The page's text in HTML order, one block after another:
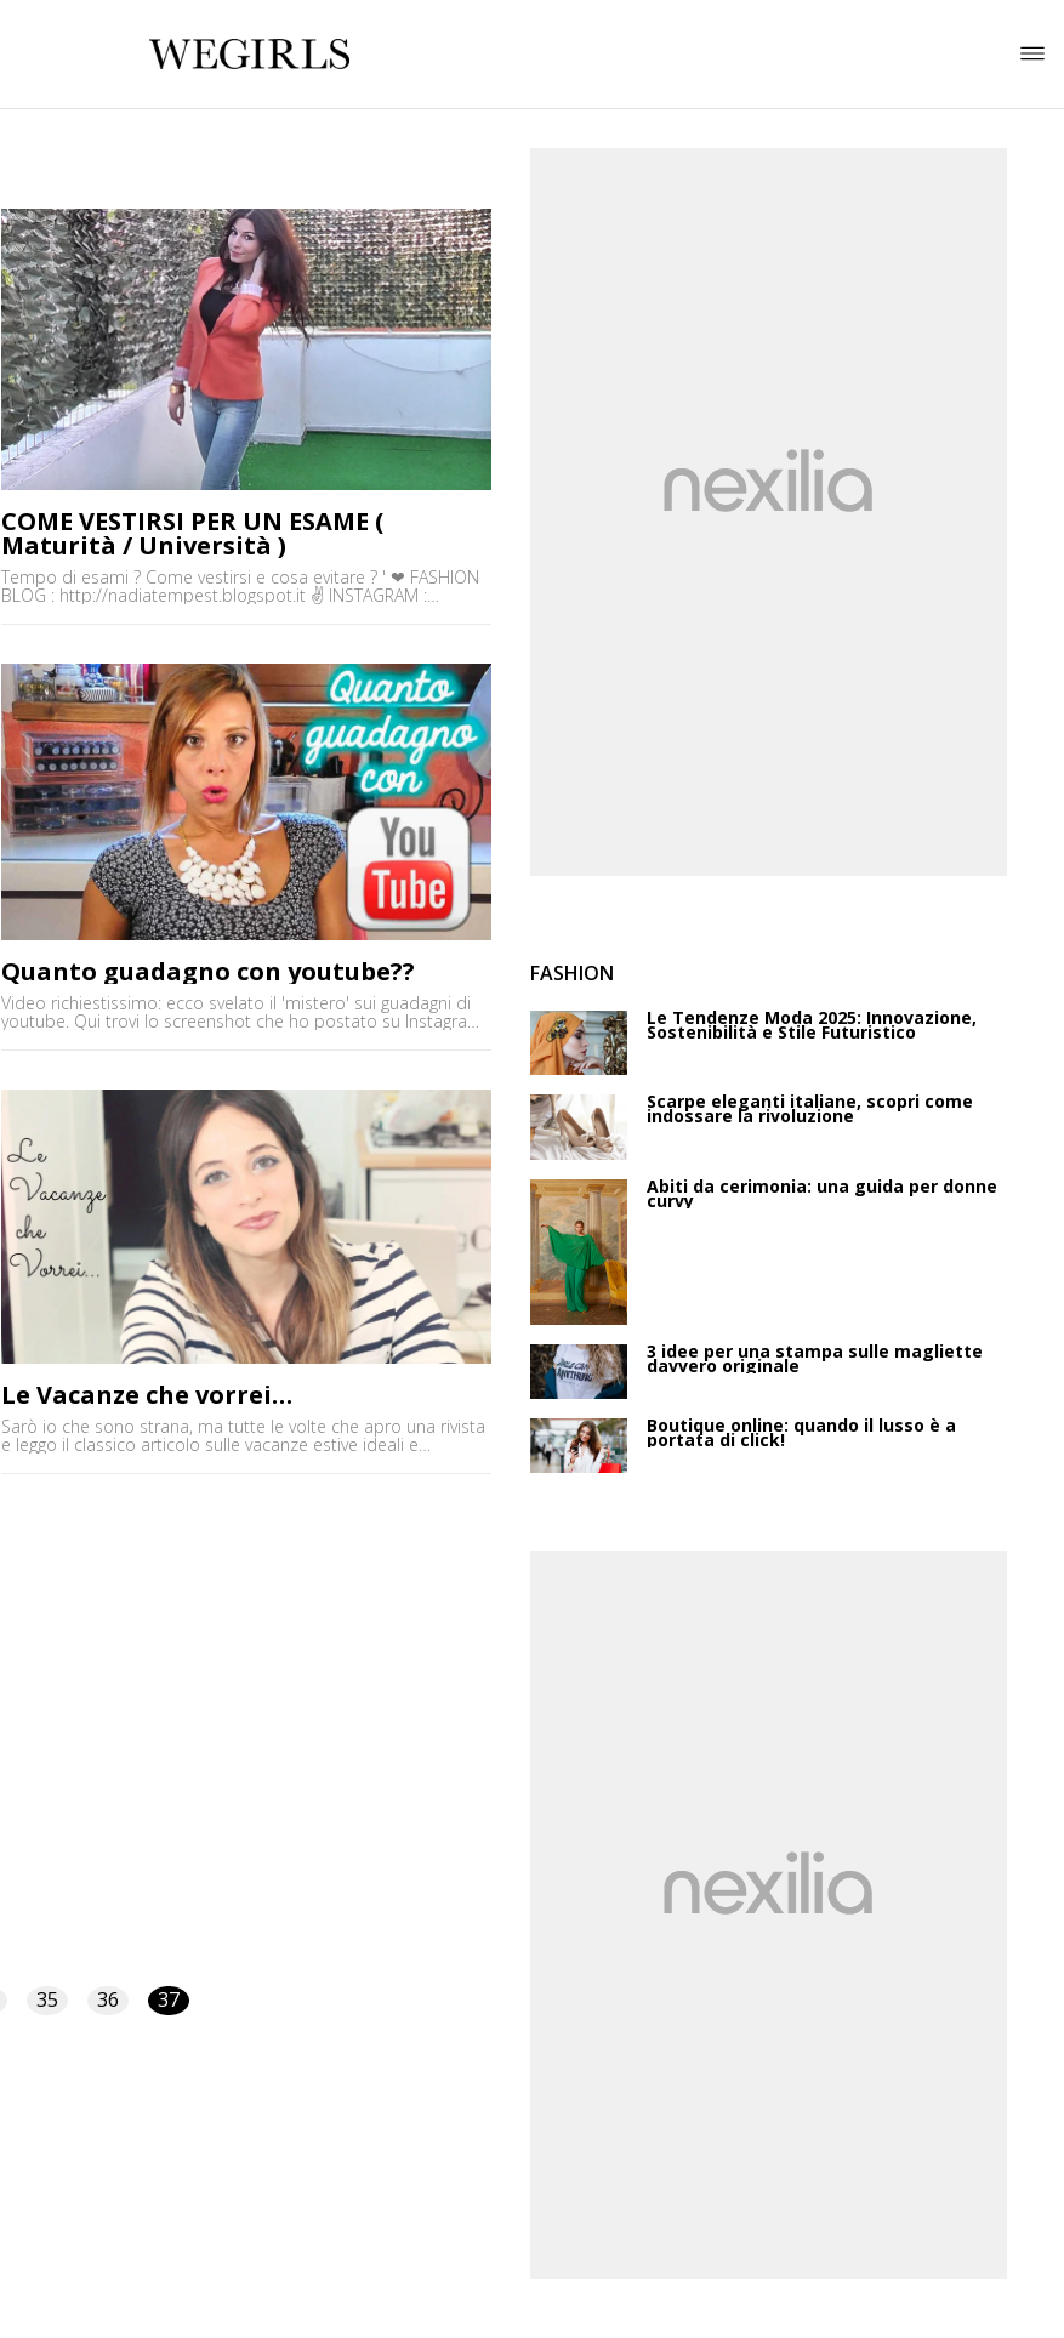
COME VESTIRSI PER UN ESAME (
Maturità / Università )
Tempo di esami ? Come vestirsi e cosa evitare ? ' ❤ FASHION
BLOG : http://nadiatempest.blogspot.it ✌ INSTAGRAM :
Quanto guadagno con youtube??
Video richiestissimo: ecco svelato il 'mistero' sui guadagni di
youtube. Qui trovi lo screenshot che ho postato su Instagram:
Le Vacanze che vorrei…
Sarò io che sono strana, ma tutte le volte che apro una rivista
e leggo il classico articolo sulle vacanze estive ideali e
35 36 37
FASHION
Le Tendenze Moda 2025: Innovazione,
Sostenibilità e Stile Futuristico
Scarpe eleganti italiane, scopri come
indossare la rivoluzione
Abiti da cerimonia: una guida per donne
curvy
3 idee per una stampa sulle magliette
davvero originale
Boutique online: quando il lusso è a
portata di click!